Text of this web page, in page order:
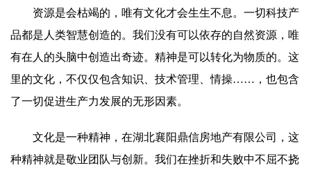
资源是会枯竭的，唯有文化才会生生不息。一切科技产
品都是人类智慧创造的。我们没有可以依存的自然资源，唯
有在人的头脑中创造出奇迹。精神是可以转化为物质的。这
里的文化，不仅仅包含知识、技术管理、情操……，也包含
了一切促进生产力发展的无形因素。
文化是一种精神，在湖北襄阳鼎信房地产有限公司，这
种精神就是敬业团队与创新。我们在挫折和失败中不屈不挠